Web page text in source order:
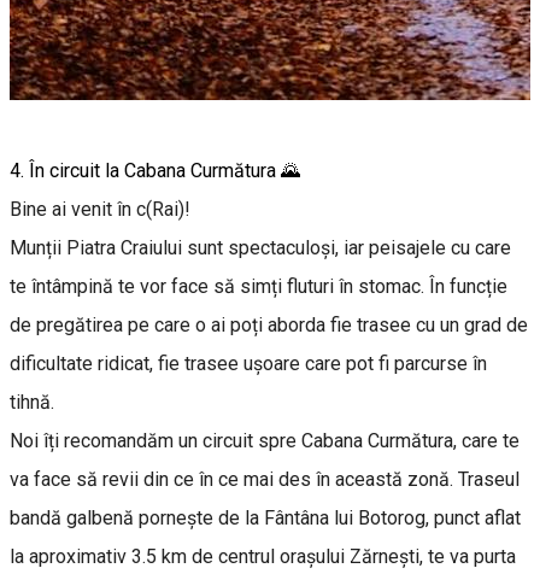
4. În circuit la Cabana Curmătura 🌄
Bine ai venit în c(Rai)!
Munții Piatra Craiului sunt spectaculoși, iar peisajele cu care
te întâmpină te vor face să simți fluturi în stomac. În funcție
de pregătirea pe care o ai poți aborda fie trasee cu un grad de
dificultate ridicat, fie trasee ușoare care pot fi parcurse în
tihnă.
Noi îți recomandăm un circuit spre Cabana Curmătura, care te
va face să revii din ce în ce mai des în această zonă. Traseul
bandă galbenă pornește de la Fântâna lui Botorog, punct aflat
la aproximativ 3.5 km de centrul orașului Zărnești, te va purta